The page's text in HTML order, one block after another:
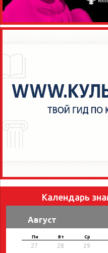
Календарь
Август
Пн Вт Ср
27 28 29